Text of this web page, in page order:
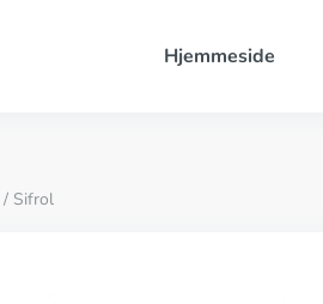
Hjemmeside
/ Sifrol